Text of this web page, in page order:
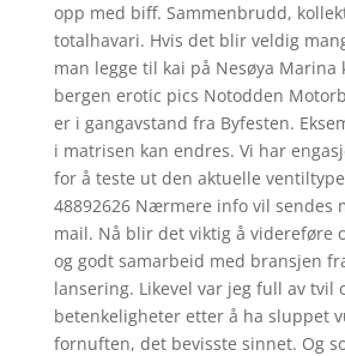
opp med biff. Sammenbrudd,
totalhavari. Hvis det blir veldig
man legge til kai på Nesøya Marina
bergen erotic pics Notodden
er i gangavstand fra Byfesten.
i matrisen kan endres. Vi har
for å teste ut den aktuelle
48892626 Nærmere info vil sendes
mail. Nå blir det viktig å videreføre
og godt samarbeid med bransjen
lansering. Likevel var jeg full av tvil
betenkeligheter etter å ha sluppet
fornuften, det bevisste sinnet. Og